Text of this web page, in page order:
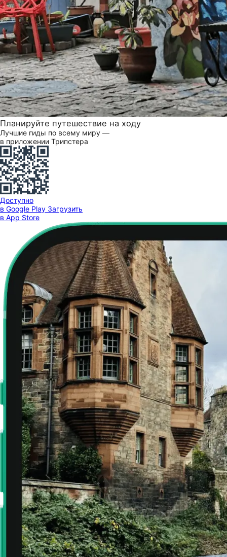
Планируйте путешествие на ходу
Лучшие гиды по всему миру —
в приложении Трипстера
Доступно
в Google Play Загрузить
в App Store